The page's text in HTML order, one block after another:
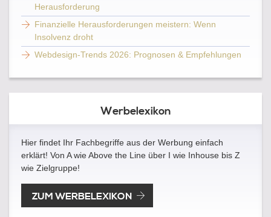
Herausforderung
Finanzielle Herausforderungen meistern: Wenn
Insolvenz droht
Webdesign-Trends 2026: Prognosen & Empfehlungen
Werbelexikon
Hier findet Ihr Fachbegriffe aus der Werbung einfach
erklärt! Von A wie Above the Line über I wie Inhouse bis Z
wie Zielgruppe!
ZUM WERBELEXIKON